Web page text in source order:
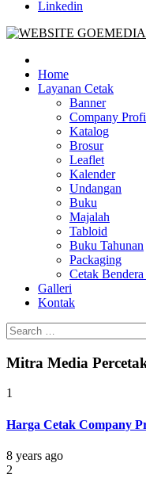
Linkedin
Goe Media Percetakan |
0822-4439-5599 (Call/
invoice kartu nama label
pernikahan murah online 24
Home
Layanan Cetak
Banner
Company
Katalog
Brosur
Leaflet
Kalender
Undangan
Buku
Majalah
Tabloid
Buku Tahunan
Packaging
Cetak
Galleri
Kontak
Search
for:
Mitra Media
1
Harga Cetak Company
8 years ago
2